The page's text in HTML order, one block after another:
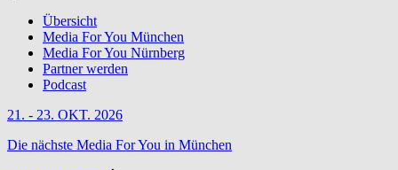
Übersicht
Media For You München
Media For You Nürnberg
Partner werden
Podcast
21. - 23. OKT. 2026
Die nächste Media For You in München